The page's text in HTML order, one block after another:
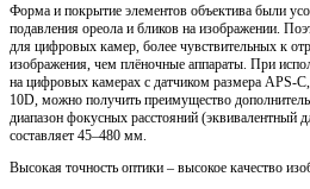
Форма и покрытие элементов объектива были
подавления ореола и бликов на изображении.
для цифровых камер, более чувствительных к
изображения, чем плёночные аппараты. При
на цифровых камерах с датчиком размера APS-
10D, можно получить преимущество
диапазон фокусных расстояний (эквивалентный
составляет 45–480 мм.
Высокая точность оптики – высокое качество